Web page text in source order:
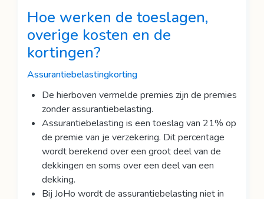
Hoe werken de toeslagen,
overige kosten en de
kortingen?
Assurantiebelastingkorting
De hierboven vermelde premies zijn de premies
zonder assurantiebelasting.
Assurantiebelasting is een toeslag van 21% op
de premie van je verzekering. Dit percentage
wordt berekend over een groot deel van de
dekkingen en soms over een deel van een
dekking.
Bij JoHo wordt de assurantiebelasting niet in